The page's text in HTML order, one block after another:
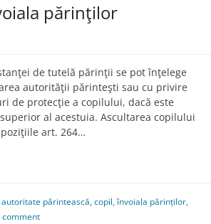
părinţilor
de tutelă părinţii se pot înţelege
autorităţii părinteşti sau cu privire
de protecţie a copilului, dacă este
al acestuia. Ascultarea copilului
art. 264…
autoritate părintească,copil,învoiala părinților,
comment